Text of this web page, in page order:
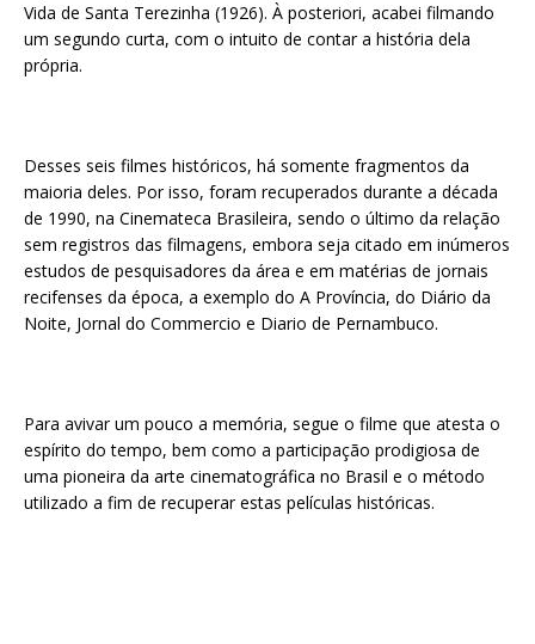
Vida de Santa Terezinha (1926). À posteriori, acabei filmando
um segundo curta, com o intuito de contar a história dela
própria.
Desses seis filmes históricos, há somente fragmentos da
maioria deles. Por isso, foram recuperados durante a década
de 1990, na Cinemateca Brasileira, sendo o último da relação
sem registros das filmagens, embora seja citado em inúmeros
estudos de pesquisadores da área e em matérias de jornais
recifenses da época, a exemplo do A Província, do Diário da
Noite, Jornal do Commercio e Diario de Pernambuco.
Para avivar um pouco a memória, segue o filme que atesta o
espírito do tempo, bem como a participação prodigiosa de
uma pioneira da arte cinematográfica no Brasil e o método
utilizado a fim de recuperar estas películas históricas.